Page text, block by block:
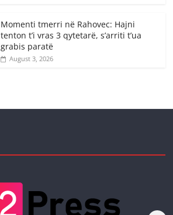
Momenti tmerri në Rahovec: Hajni
tenton t’i vras 3 qytetarë, s’arriti t’ua
grabis paratë
August 3, 2026